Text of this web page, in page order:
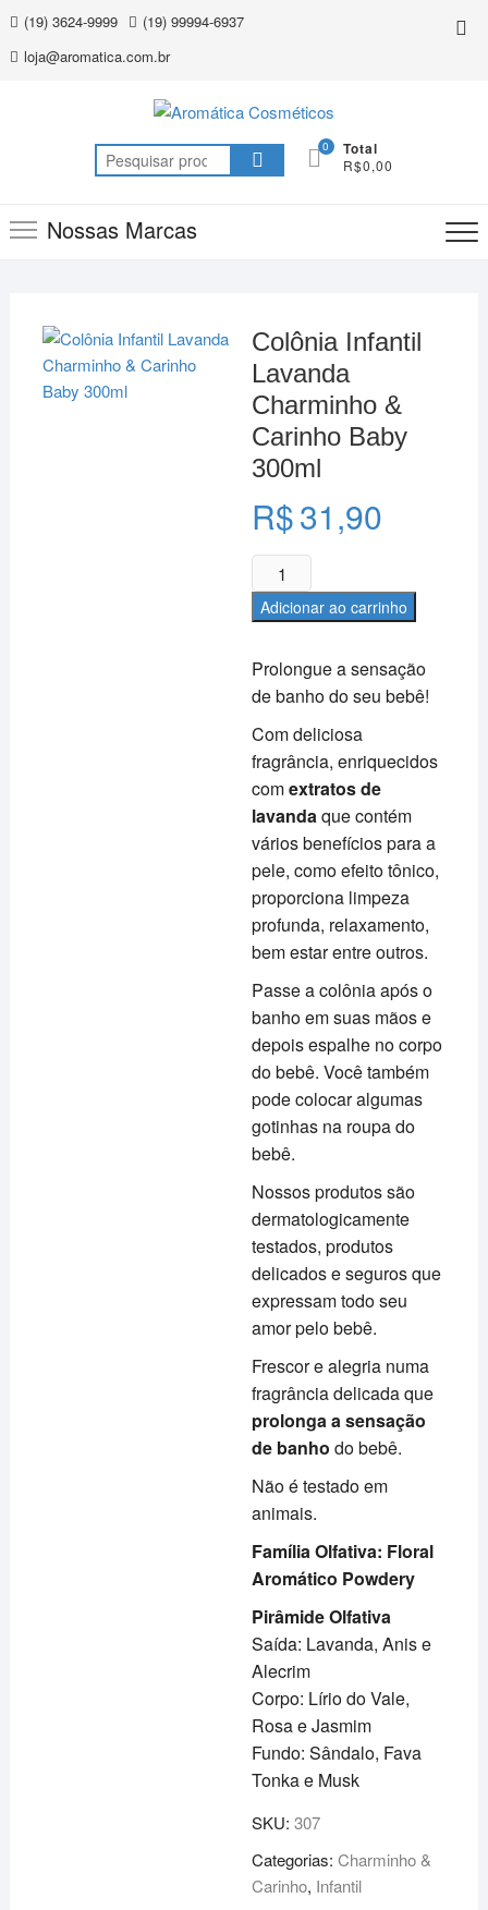
Skip
content
(19) 3624-9999
(19) 99994-6937
loja@aromatica.com.br
Pesquisar
por:
0 Total
R$0,00
Nossas Marcas
Colônia Infantil
Lavanda
Charminho &
Carinho Baby
300ml
R$31,90
Prolongue a sensação
de banho do seu bebê!
Com deliciosa
fragrância, enriquecidos
comextratos de
lavandaque contém
vários benefícios para a
pele, como efeito tônico,
proporciona limpeza
profunda, relaxamento,
bem estar entre outros.
Passe a colônia após o
banho em suas mãos e
depois espalhe no corpo
do bebê. Você também
pode colocar algumas
gotinhas na roupa do
bebê.
Nossos produtos são
dermatologicamente
testados, produtos
delicados e seguros que
expressam todo seu
amor pelo bebê.
Frescor e alegria numa
fragrância delicada que
prolonga a sensação
de banho do bebê.
Não é testado em
animais.
Família Olfativa: Floral
Aromático Powdery
Pirâmide Olfativa
Saída: Lavanda, Anis e
Alecrim
Corpo: Lírio do Vale,
Rosa e Jasmim
Fundo: Sândalo, Fava
Tonka e Musk
Colônia
Infantil
Lavanda
&
Carinho
Baby
quantidade
Adicionar ao carrinho
SKU:307
Categorias:Charminho &
Carinho, Infantil